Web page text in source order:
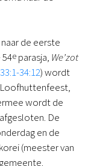
de eerste
eparasja, We’zot
34:12) wordt
wordt de
De
en de
(meester van